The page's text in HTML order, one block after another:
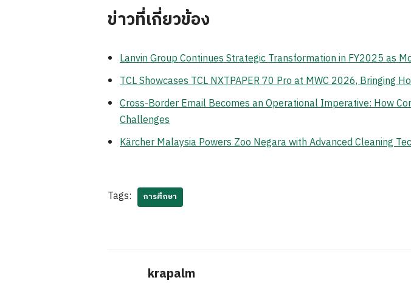
ข่าวที่เกี่ยวข้อง
Lanvin Group Continues Strategic Transformation in FY2025 as
TCL Showcases TCL NXTPAPER 70 Pro at MWC 2026, Bringing
Cross-Border Email Becomes an Operational Imperative: How
Challenges
Kärcher Malaysia Powers Zoo Negara with Advanced Cleaning
Tags: การศึกษา
krapalm